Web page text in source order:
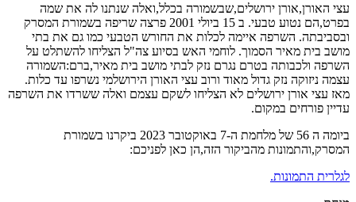
עצי האורן,אורן ירושלים,שבשמורה בכלל,ואלה שנתנו לה את שמה
בפרט,הם נטוע טבעי. ב 15 ביולי 2001 פרצה שריפה בשמורת המסרק
ובסביבתה. השרפה איימה לכלות את החורש הטבעי כמו גם את בתי
מושב בית מאיר הסמוך. לוחמי האש בסיוע צה"ל הצליחו להשתלט על
השרפה ולכבותה בטרם נגרם נזק לבתי מושב בית מאיר,ברם:השמורה
עצמה ניזוקה נזק גדול מאוד ורוב עצי האורן הירושלמי נשרפו עד כלות.
מאז עצי אורן ירושלים לא הצליחו לשקם עצמם ואלה ששרדו את השרפה
עדיין פורחים במקום.
ביומה ה 56 של מלחמת ה-7 באוקטובר 2023 ביקרנו בשמורת
המסרק,והתמונות מהביקור הזה,הן כאן לפניכם:
לגלרית התמונות.